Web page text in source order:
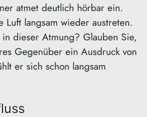
atmet deutlich hörbar ein.
Luft langsam wieder austreten.
dieser Atmung? Glauben Sie,
Gegenüber ein Ausdruck von
er sich schon langsam